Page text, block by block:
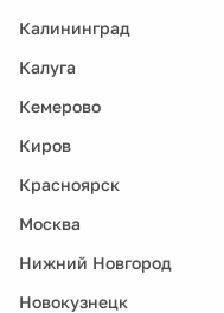
Калининград
Калуга
Кемерово
Киров
Красноярск
Москва
Нижний Новгород
Новокузнецк